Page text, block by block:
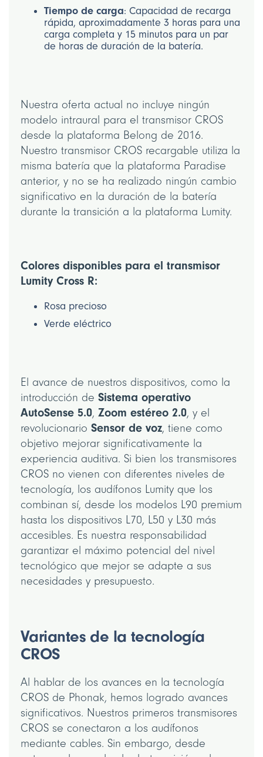
Tiempo de carga: Capacidad de recarga
rápida, aproximadamente 3 horas para una
carga completa y 15 minutos para un par
de horas de duración de la batería.
Nuestra oferta actual no incluye ningún
modelo intraural para el transmisor CROS
desde la plataforma Belong de 2016.
Nuestro transmisor CROS recargable utiliza la
misma batería que la plataforma Paradise
anterior, y no se ha realizado ningún cambio
significativo en la duración de la batería
durante la transición a la plataforma Lumity.
Colores disponibles para el transmisor
Lumity Cross R:
Rosa precioso
Verde eléctrico
El avance de nuestros dispositivos, como la
introducción de Sistema operativo
AutoSense 5.0, Zoom estéreo 2.0, y el
revolucionario Sensor de voz, tiene como
objetivo mejorar significativamente la
experiencia auditiva. Si bien los transmisores
CROS no vienen con diferentes niveles de
tecnología, los audífonos Lumity que los
combinan sí, desde los modelos L90 premium
hasta los dispositivos L70, L50 y L30 más
accesibles. Es nuestra responsabilidad
garantizar el máximo potencial del nivel
tecnológico que mejor se adapte a sus
necesidades y presupuesto.
Variantes de la tecnología
CROS
Al hablar de los avances en la tecnología
CROS de Phonak, hemos logrado avances
significativos. Nuestros primeros transmisores
CROS se conectaron a los audífonos
mediante cables. Sin embargo, desde